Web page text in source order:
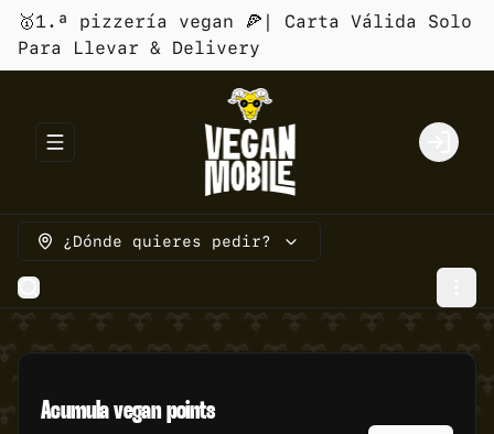
🥇1.ª pizzería vegan 🍕| Carta Válida Solo
Para Llevar & Delivery
Abrir menu de navegación Login
¿Dónde quieres pedir?
Acumulavegan points